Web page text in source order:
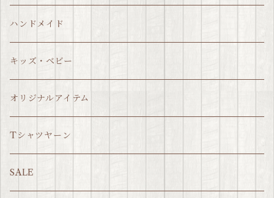
ハンドメイド
キッズ・ベビー
オリジナルアイテム
Tシャツヤーン
SALE